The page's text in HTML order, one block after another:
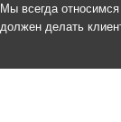
Мы всегда
должен делать